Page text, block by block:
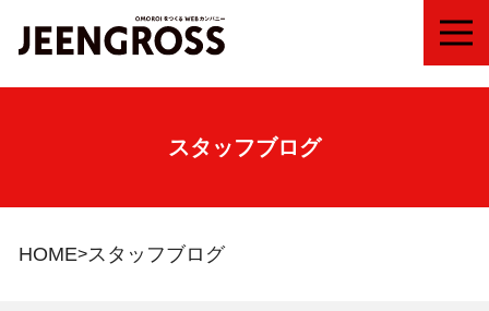
スタッフブログ
HOME スタッフブログ